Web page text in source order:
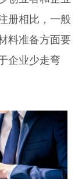
册相比，一般
料准备方面要
企业少走弯